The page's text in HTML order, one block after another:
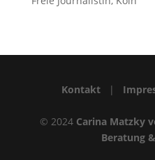
Kontakt |
© 2024 Carina Matzky
Beratung